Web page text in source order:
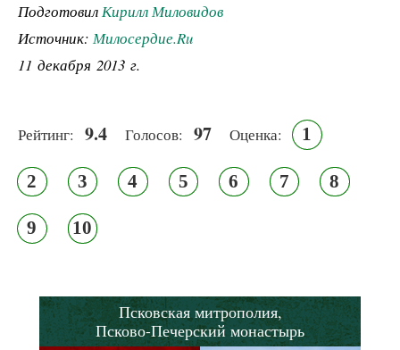
ПодготовилКирилл Миловидов
Источник: Милосердие.Ru
11 декабря 2013 г.
Рейтинг: 9.4 Голосов: 97 Оценка: 1
2 3 4 5 6 7 8
9 10
Псковская митрополия,
Псково-Печерский монастырь